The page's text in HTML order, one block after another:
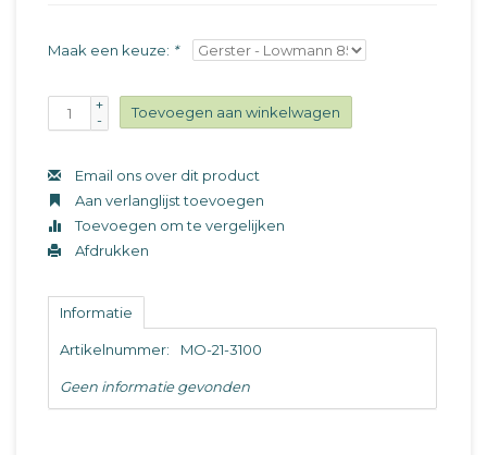
Maak een keuze: *
+
-
Toevoegen aan winkelwagen
Email ons over dit product
Aan verlanglijst toevoegen
Toevoegen om te vergelijken
Afdrukken
Informatie
Artikelnummer: MO-21-3100
Geen informatie gevonden